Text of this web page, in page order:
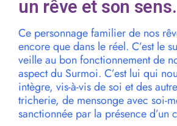
un rêve et son sens.
Ce personnage familier de nos
encore que dans le réel. C’est le
veille au bon fonctionnement de
aspect du Surmoi. C’est lui qui
intègre, vis-à-vis de soi et des
tricherie, de mensonge avec soi-
sanctionnée par la présence d’un